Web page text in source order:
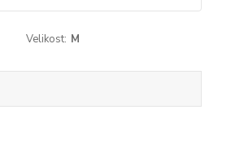
Velikost: M